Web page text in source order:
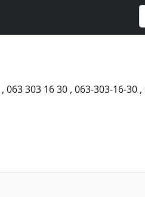
, 063 303 16 30 , 063-303-16-30 ,